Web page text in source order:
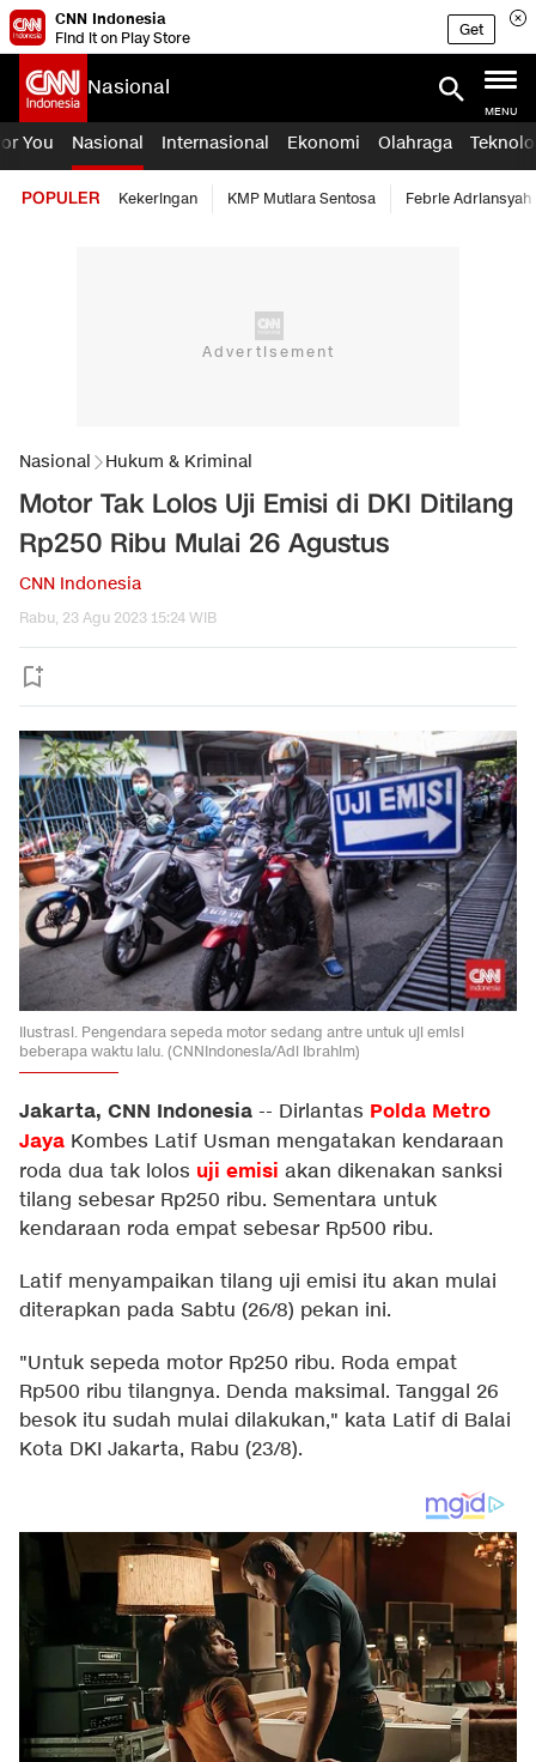
CNN Indonesia
Find it on Play Store
Get
Nasional
MENU
You Nasional Internasional Ekonomi Olahraga
POPULER Kekeringan KMP Mutiara Sentosa Febrie Adriansyah
Nasional Hukum & Kriminal
Motor Tak Lolos Uji Emisi di DKI Ditilang
Rp250 Ribu Mulai 26 Agustus
CNN Indonesia
Rabu, 23 Agu 2023 15:24 WIB
Ilustrasi. Pengendara sepeda motor sedang antre untuk uji emisi
beberapa waktu lalu. (CNNIndonesia/Adi Ibrahim)
Jakarta, CNN Indonesia -- Dirlantas Polda Metro
Jaya Kombes Latif Usman mengatakan kendaraan
roda dua tak lolos uji emisi akan dikenakan sanksi
tilang sebesar Rp250 ribu. Sementara untuk
kendaraan roda empat sebesar Rp500 ribu.
Latif menyampaikan tilang uji emisi itu akan mulai
diterapkan pada Sabtu (26/8) pekan ini.
"Untuk sepeda motor Rp250 ribu. Roda empat
Rp500 ribu tilangnya. Denda maksimal. Tanggal 26
besok itu sudah mulai dilakukan," kata Latif di Balai
Kota DKI Jakarta, Rabu (23/8).